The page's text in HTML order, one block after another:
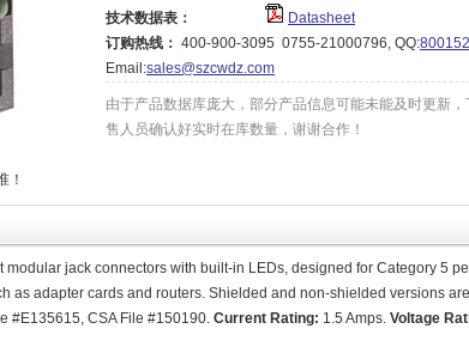
！
技术数据表：
Datasheet
订购热线： 400-900-3095 0755-21000796, QQ:
Email:sales@szcwdz.com
由于产品数据库庞大，部分产品信息可能未能及时更新，
售人员确认好实时在库数量，谢谢合作！
jack connectors with built-in LEDs, designed for Category 5
as adapter cards and routers. Shielded and non-shielded versions
#E135615, CSA File #150190. Current Rating: 1.5 Amps. Voltage